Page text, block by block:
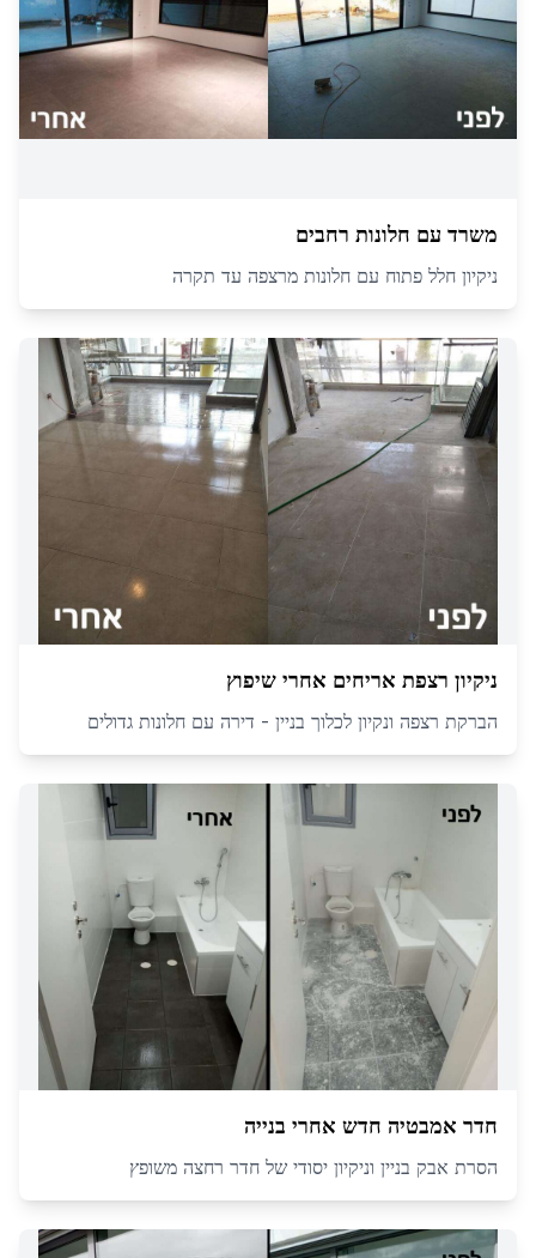
משרד עם חלונות רחבים
ניקיון חלל פתוח עם חלונות מרצפה עד תקרה
ניקיון רצפת אריחים אחרי שיפוץ
הברקת רצפה ונקיון לכלוך בניין - דירה עם חלונות גדולים
חדר אמבטיה חדש אחרי בנייה
הסרת אבק בניין וניקיון יסודי של חדר רחצה משופץ